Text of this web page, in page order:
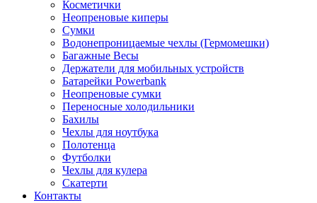
Косметички
Неопреновые киперы
Сумки
Водонепроницаемые чехлы (Гермомешки)
Багажные Весы
Держатели для мобильных устройств
Батарейки Powerbank
Неопреновые сумки
Переносные холодильники
Бахилы
Чехлы для ноутбука
Полотенца
Футболки
Чехлы для кулера
Скатерти
Контакты